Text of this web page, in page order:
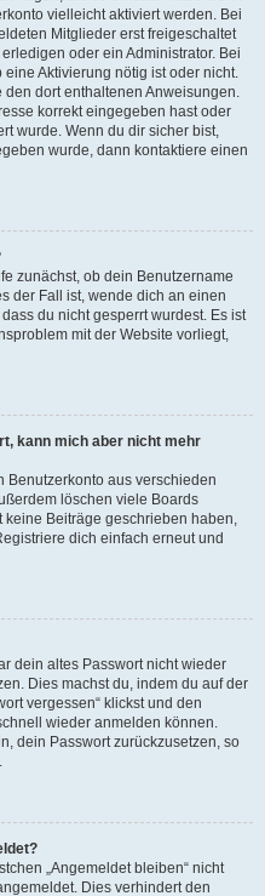
vielleicht aktiviert werden. Bei
Mitglieder erst freigeschaltet
oder ein Administrator. Bei
Aktivierung nötig ist oder nicht.
dort enthaltenen Anweisungen.
korrekt eingegeben hast oder
wurde. Wenn du dir sicher bist,
wurde, dann kontaktiere einen
zunächst, ob dein Benutzername
der Fall ist, wende dich an einen
du nicht gesperrt wurdest. Es ist
mit der Website vorliegt,
kann mich aber nicht mehr
Benutzerkonto aus verschieden
löschen viele Boards
keine Beiträge geschrieben haben,
dich einfach erneut und
dein altes Passwort nicht wieder
Dies machst du, indem du auf der
vergessen“ klickst und den
wieder anmelden können.
dein Passwort zurückzusetzen, so
„Angemeldet bleiben“ nicht
Dies verhindert den